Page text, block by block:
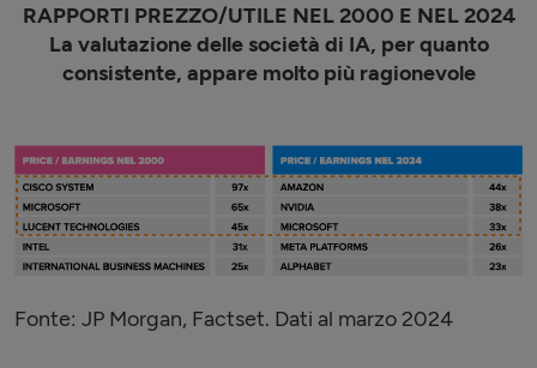
RAPPORTI PREZZO/UTILE NEL 2000 E NEL 2024
La valutazione delle società di IA, per quanto
consistente, appare molto più ragionevole
Fonte: JP Morgan, Factset. Dati al marzo 2024